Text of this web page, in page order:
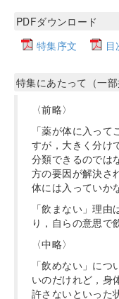
PDFダウンロード
特集序文
目
特集にあたって（一部
〈前略〉
「薬が体に入っ
すが，大きく分け
分類できるのでは
方の要因が解決さ
体には入っていか
「飲まない」理
り，自らの意思で
〈中略〉
「飲めない」に
いのだけれど，身
許さないといった